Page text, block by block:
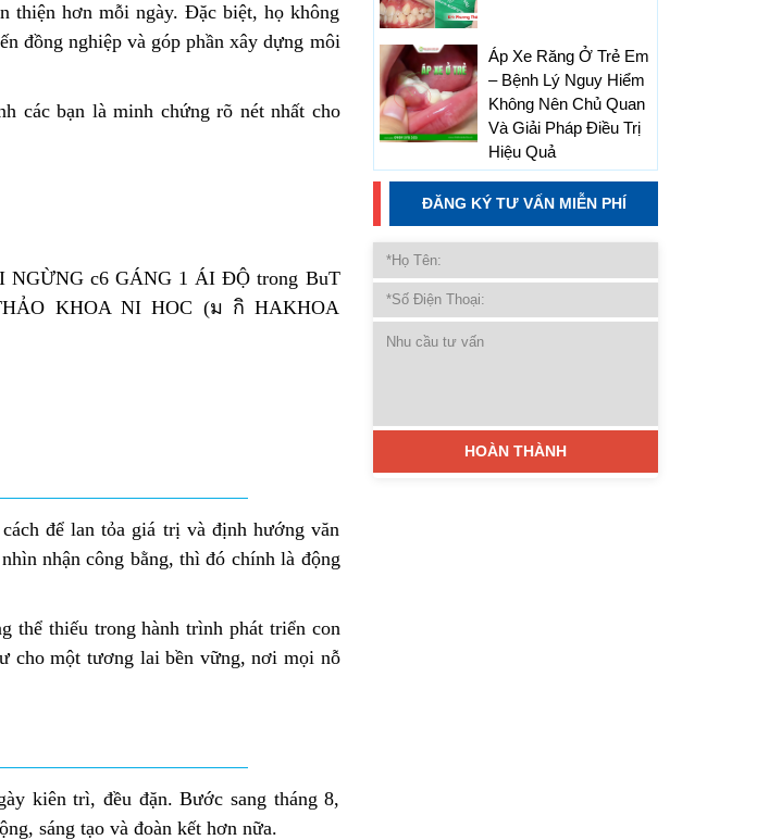
thiện hơn mỗi ngày. Đặc biệt, họ không
đồng nghiệp và góp phần xây dựng môi
các bạn là minh chứng rõ nét nhất cho
để lan tỏa giá trị và định hướng văn
nhận công bằng, thì đó chính là động
thể thiếu trong hành trình phát triển con
cho một tương lai bền vững, nơi mọi nỗ
kiên trì, đều đặn. Bước sang tháng 8,
sáng tạo và đoàn kết hơn nữa.
Áp Xe Răng Ở Trẻ Em
– Bệnh Lý Nguy Hiểm
Không Nên Chủ Quan
Và Giải Pháp Điều Trị
Hiệu Quả
ĐĂNG KÝ TƯ VẤN MIỄN PHÍ